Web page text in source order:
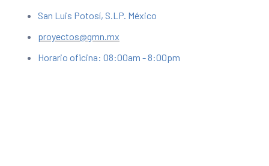
San Luis Potosí, S.LP. México
proyectos@gmn.mx
Horario oficina: 08:00am - 8:00pm